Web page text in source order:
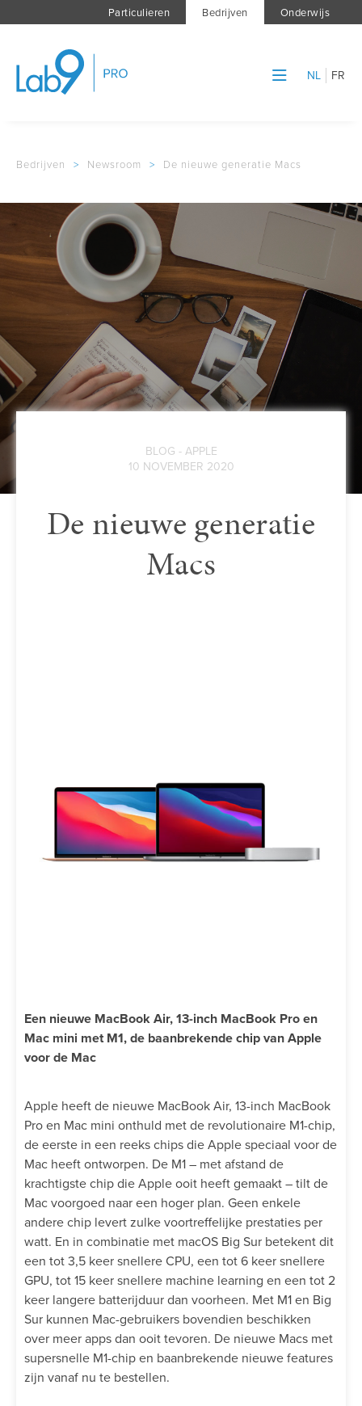
Particulieren Bedrijven Onderwijs
NL FR
Bedrijven > Newsroom > De nieuwe generatie Macs
BLOG - APPLE
10 NOVEMBER 2020
De nieuwe generatie
Macs
Een nieuwe MacBook Air, 13-inch MacBook Pro en
Mac mini met M1, de baanbrekende chip van Apple
voor de Mac
Apple heeft de nieuwe MacBook Air, 13-inch MacBook
Pro en Mac mini onthuld met de revolutionaire M1-chip,
de eerste in een reeks chips die Apple speciaal voor de
Mac heeft ontworpen. De M1 – met afstand de
krachtigste chip die Apple ooit heeft gemaakt – tilt de
Mac voorgoed naar een hoger plan. Geen enkele
andere chip levert zulke voortreffelijke prestaties per
watt. En in combinatie met macOS Big Sur betekent dit
een tot 3,5 keer snellere CPU, een tot 6 keer snellere
GPU, tot 15 keer snellere machine learning en een tot 2
keer langere batterijduur dan voorheen. Met M1 en Big
Sur kunnen Mac-gebruikers bovendien beschikken
over meer apps dan ooit tevoren. De nieuwe Macs met
supersnelle M1-chip en baanbrekende nieuwe features
zijn vanaf nu te bestellen.